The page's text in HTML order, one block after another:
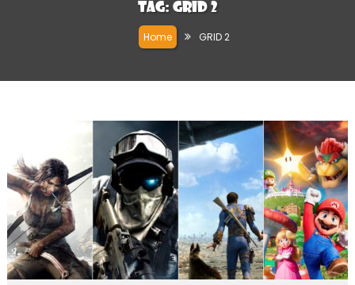
Tag: GRID 2
Home GRID 2